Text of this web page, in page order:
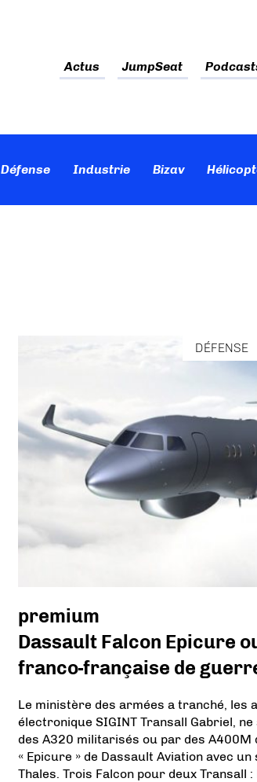
Actus JumpSeat
Défense Industrie Bizav
DÉFENSE
premium
Dassault Falcon Epicure
franco-française de
Le ministère des armées a tranché, les
électronique SIGINT Transall Gabriel,
des A320 militarisés ou par des A400M
« Epicure » de Dassault Aviation avec
Thales. Trois Falcon pour deux Transall